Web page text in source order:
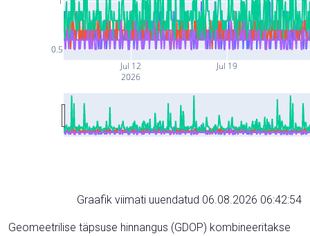
Jul 12
2026
Jul 19
0.5
Graafik viimati uuendatud 06.08.2026 06:42:54
Geomeetrilise täpsuse hinnangus (GDOP) kombineeritakse